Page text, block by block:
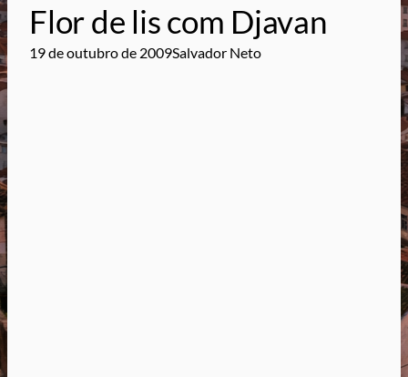
Flor de lis com Djavan
19 de outubro de 2009Salvador Neto